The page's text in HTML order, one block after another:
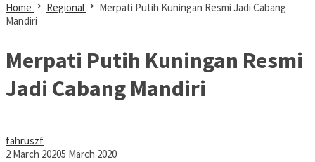
Home Regional
Merpati Putih Kuningan Resmi Jadi Cabang
Mandiri
Merpati Putih Kuningan Resmi
Jadi Cabang Mandiri
fahruszf
2 March 20205 March 2020